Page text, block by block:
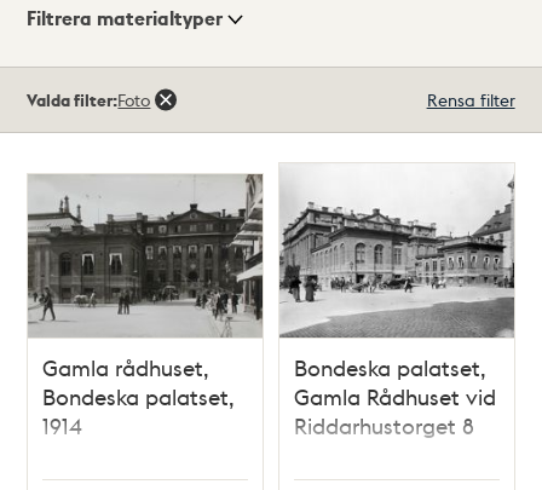
Visningsläge
Filtrera materialtyper
träffar
Valda filter:Foto Rensa filter
Gamla rådhuset,
Bondeska palatset,
1914
Bondeska palatset,
Gamla Rådhuset vid
Riddarhustorget 8